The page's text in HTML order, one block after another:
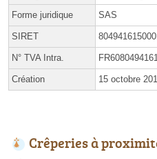
Forme juridique SAS
SIRET
N° TVA Intra.
Création 15 octobre
Crêperies à